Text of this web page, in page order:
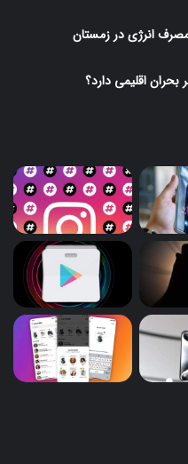
انرژی در زمستان
بحران اقلیمی دارد؟